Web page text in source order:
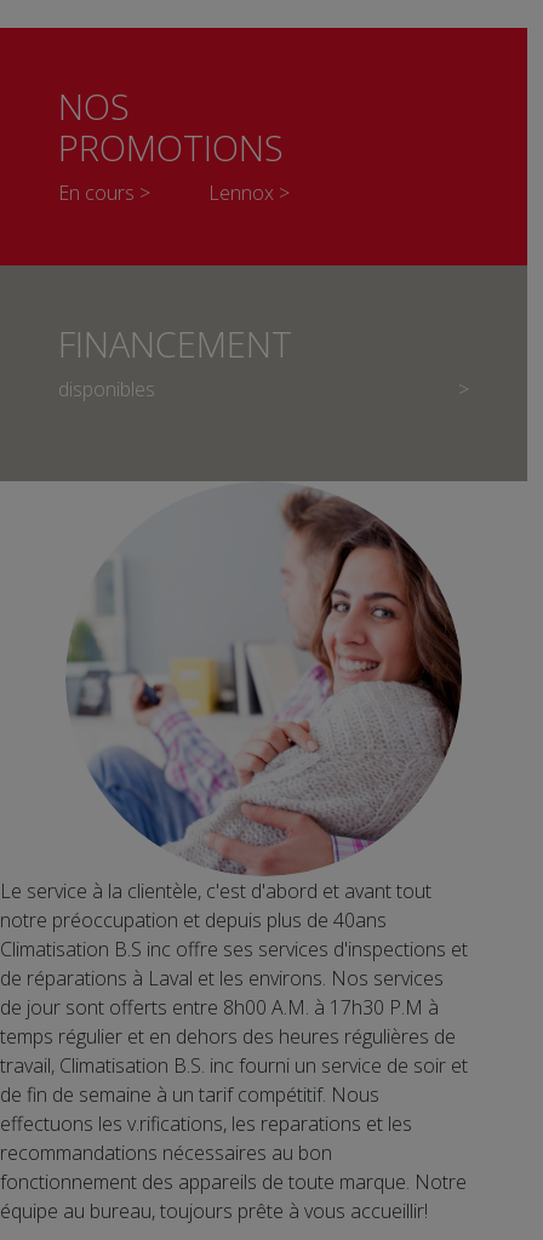
NOS
PROMOTIONS
En cours > Lennox >
FINANCEMENT
disponibles >
Le service à la clientèle, c'est d'abord et avant tout
notre préoccupation et depuis plus de 40ans
Climatisation B.S inc offre ses services d'inspections et
de réparations à Laval et les environs. Nos services
de jour sont offerts entre 8h00 A.M. à 17h30 P.M à
temps régulier et en dehors des heures régulières de
travail, Climatisation B.S. inc fourni un service de soir et
de fin de semaine à un tarif compétitif. Nous
effectuons les v.rifications, les reparations et les
recommandations nécessaires au bon
fonctionnement des appareils de toute marque. Notre
équipe au bureau, toujours prête à vous accueillir!